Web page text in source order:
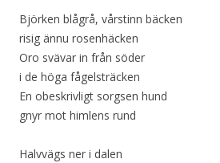
Björken blågrå, vårstinn bäcken
risig ännu rosenhäcken
Oro svävar in från söder
i de höga fågelsträcken
En obeskrivligt sorgsen hund
gnyr mot himlens rund
Halvvägs ner i dalen